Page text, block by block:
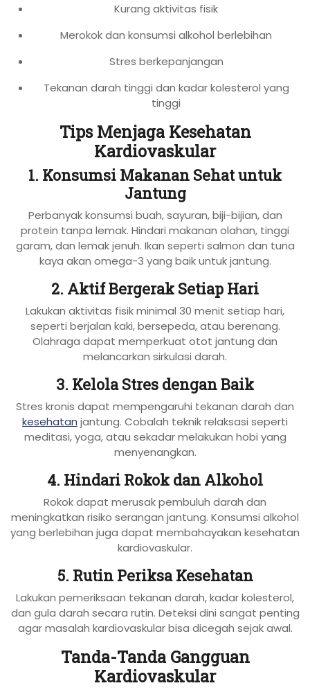
Kurang aktivitas fisik
Merokok dan konsumsi alkohol berlebihan
Stres berkepanjangan
Tekanan darah tinggi dan kadar kolesterol yang
tinggi
Tips Menjaga Kesehatan
Kardiovaskular
1. Konsumsi Makanan Sehat untuk
Jantung
Perbanyak konsumsi buah, sayuran, biji-bijian, dan
protein tanpa lemak. Hindari makanan olahan, tinggi
garam, dan lemak jenuh. Ikan seperti salmon dan tuna
kaya akan omega-3 yang baik untuk jantung.
2. Aktif Bergerak Setiap Hari
Lakukan aktivitas fisik minimal 30 menit setiap hari,
seperti berjalan kaki, bersepeda, atau berenang.
Olahraga dapat memperkuat otot jantung dan
melancarkan sirkulasi darah.
3. Kelola Stres dengan Baik
Stres kronis dapat mempengaruhi tekanan darah dan
kesehatan jantung. Cobalah teknik relaksasi seperti
meditasi, yoga, atau sekadar melakukan hobi yang
menyenangkan.
4. Hindari Rokok dan Alkohol
Rokok dapat merusak pembuluh darah dan
meningkatkan risiko serangan jantung. Konsumsi alkohol
yang berlebihan juga dapat membahayakan kesehatan
kardiovaskular.
5. Rutin Periksa Kesehatan
Lakukan pemeriksaan tekanan darah, kadar kolesterol,
dan gula darah secara rutin. Deteksi dini sangat penting
agar masalah kardiovaskular bisa dicegah sejak awal.
Tanda-Tanda Gangguan
Kardiovaskular